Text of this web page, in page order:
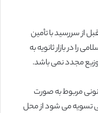
از سررسید با تأمین
را در بازار ثانویه به
مجدد نمی باشد.
مربوط به صورت
تسویه می شود از محل